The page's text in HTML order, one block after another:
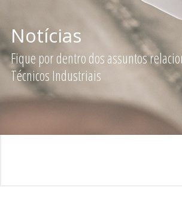
Notícias
Fique por dentro dos assuntos
Técnicos Industriais